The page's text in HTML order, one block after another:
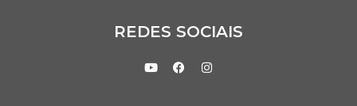
REDES SOCIAIS